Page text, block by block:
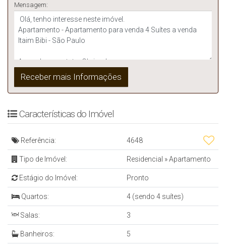
Mensagem:
Características do Imóvel
Referência: 4648
Tipo de Imóvel: Residencial »Apartamento
Estágio do Imóvel: Pronto
Quartos: 4 (sendo 4 suítes)
Salas: 3
Banheiros: 5